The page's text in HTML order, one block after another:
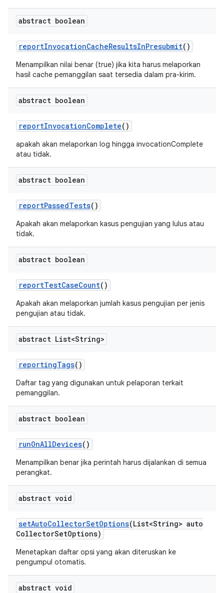
abstract boolean
reportInvocationCacheResultsInPresubmit()
Menampilkan nilai benar (true) jika kita harus melaporkan
hasil cache pemanggilan saat tersedia dalam pra-kirim.
abstract boolean
reportInvocationComplete()
apakah akan melaporkan log hingga invocationComplete
atau tidak.
abstract boolean
reportPassedTests()
Apakah akan melaporkan kasus pengujian yang lulus atau
tidak.
abstract boolean
reportTestCaseCount()
Apakah akan melaporkan jumlah kasus pengujian per jenis
pengujian atau tidak.
abstract List<String>
reportingTags()
Daftar tag yang digunakan untuk pelaporan terkait
pemanggilan.
abstract boolean
runOnAllDevices()
Menampilkan benar jika perintah harus dijalankan di semua
perangkat.
abstract void
setAutoCollectorSetOptions(List<String> auto
CollectorSetOptions)
Menetapkan daftar opsi yang akan diteruskan ke
pengumpul otomatis.
abstract void